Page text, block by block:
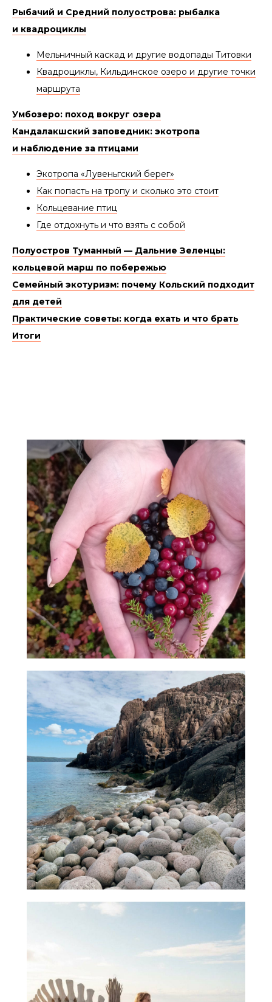
Рыбачий и Средний полуострова: рыбалка
и квадроциклы
Мельничный каскад и другие водопады Титовки
Квадроциклы, Кильдинское озеро и другие точки
маршрута
Умбозеро: поход вокруг озера
Кандалакшский заповедник: экотропа
и наблюдение за птицами
Экотропа «Лувеньгский берег»
Как попасть на тропу и сколько это стоит
Кольцевание птиц
Где отдохнуть и что взять с собой
Полуостров Туманный — Дальние Зеленцы:
кольцевой марш по побережью
Семейный экотуризм: почему Кольский подходит
для детей
Практические советы: когда ехать и что брать
Итоги